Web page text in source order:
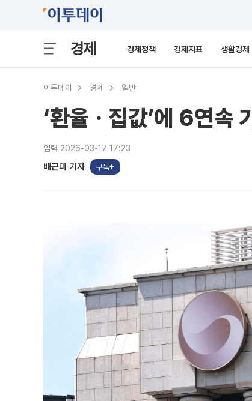
경제 경제정책 경제지표 생활경제
이투데이 경제 일반
‘환율ㆍ집값’에 6연속
입력 2026-03-17 17:23
배근미 기자 구독